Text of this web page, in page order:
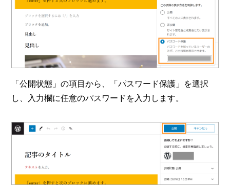
「公開状態」の項目から、「パスワード保護」を選択
し、入力欄に任意のパスワードを入力します。